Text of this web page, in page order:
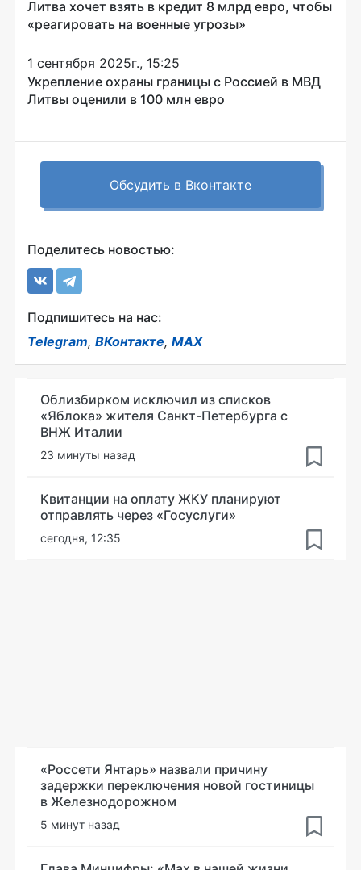
Литва хочет взять в кредит 8 млрд евро, чтобы
«реагировать на военные угрозы»
1 сентября 2025г., 15:25
Укрепление охраны границы с Россией в МВД
Литвы оценили в 100 млн евро
Обсудить в Вконтакте
Поделитесь новостью:
Подпишитесь на нас:
Telegram, ВКонтакте, MAX
Облизбирком исключил из списков
«Яблока» жителя Санкт-Петербурга с
ВНЖ Италии
23 минуты назад
Квитанции на оплату ЖКУ планируют
отправлять через «Госуслуги»
сегодня, 12:35
«Россети Янтарь» назвали причину
задержки переключения новой гостиницы
в Железнодорожном
5 минут назад